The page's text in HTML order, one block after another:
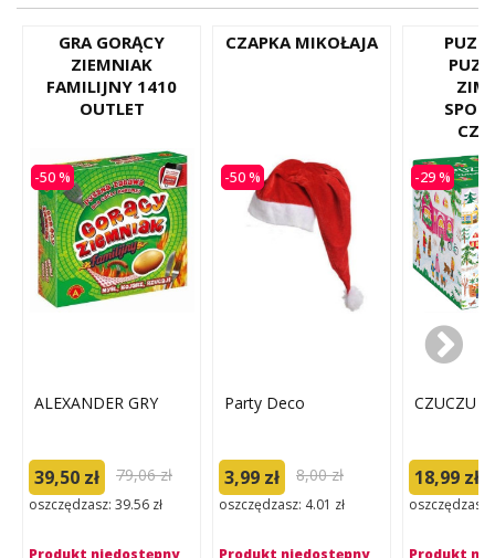
GRA GORĄCY
ZIEMNIAK
FAMILIJNY 1410
OUTLET
-50 %
ALEXANDER GRY
39,50 zł 79,06 zł
oszczędzasz: 39.56 zł
Produkt niedostępny
CZAPKA MIKOŁAJA
-50 %
Party Deco
3,99 zł 8,00 zł
oszczędzasz: 4.01 zł
Produkt niedostępny
-29 %
CZUCZU
18,99 zł
oszczędzasz:
Produkt